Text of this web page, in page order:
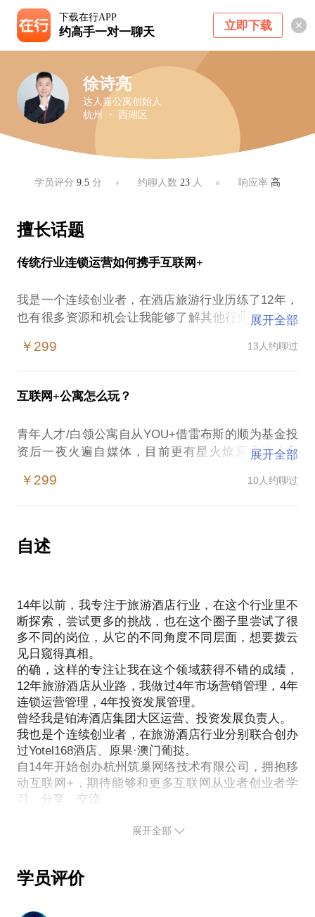
下载在行APP
约高手一对一聊天 立即下载
徐诗亮
达人嘉公寓创始人
杭州 ・ 西湖区
学员评分9.5 分 约聊人数 23人 响应率 高
擅长话题
传统行业连锁运营如何携手互联网+
我是一个连续创业者，在酒店旅游行业历练了12年，
也有很多资源和机会让我能够了解其他行业，了解不
和经验，我的创业历程也十分顺畅，作为多个酒店的
能，所以顺应时势，我选择了互联网行业。我可以和
你聊聊：连锁运营；酒店旅游行业发展；互联网行业
营；房地产投资指南。事实上，这个世界不符合所有
人的梦想。只是有人可以学会遗忘，有人却坚持。 能
把弯路走直的是聪明的人，因为他找到了捷径；能把
走。出门难免会遇雨天，但终究还是晴天多。多些担
展开全部
￥299 13人约聊过
互联网+公寓怎么玩？
青年人才/白领公寓自从YOU+借雷布斯的顺为基金投
资后一夜火遍自媒体，目前更有星火燎原成泡沫之
点、足够大的市场机会，惹无数漂族竞折腰……
投资公寓赚钱吗？
哪些人在玩这个市场？各自有什么特点？
我在2011年底开始尝试白领公寓创业，小步快跑，至
今已历经4年：
整合酒店、中介、互联网人才组建跨界团队
达人嘉公寓已经成为杭州精品公寓的标杆
筑巢网络快速发展，正在A轮融资
管理房源已超过1300套以上
我愿意与你分享的内容包括：
剖析蓬勃发展的公寓行业的机会和风险
公寓投资分析和建议
P.S.在选择与我见面前，请把你的问题更具体化。毕
展开全部
￥299 10人约聊过
自述
14年以前，我专注于旅游酒店行业，在这个行业里不
断探索，尝试更多的挑战，也在这个圈子里尝试了很
多不同的岗位，从它的不同角度不同层面，想要拨云
见日窥得真相。
的确，这样的专注让我在这个领域获得不错的成绩，
12年旅游酒店从业路，我做过4年市场营销管理，4年
连锁运营管理，4年投资发展管理。
曾经我是铂涛酒店集团大区运营、投资发展负责人。
我也是个连续创业者，在旅游酒店行业分别联合创办
过Yotel168酒店、原果·澳门葡挞。
自14年开始创办杭州筑巢网络技术有限公司，拥抱移
动互联网+，期待能够和更多互联网从业者创业者学
习、分享、交流。
展开全部
学员评价